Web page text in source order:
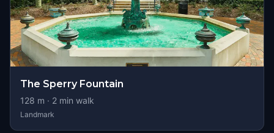
The Sperry Fountain
128 m · 2 min walk
Landmark